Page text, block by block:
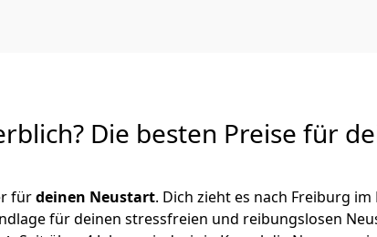
Die besten Preise für
fürdeinen Neustart. Dich zieht es nach Freiburg im
für deinen stressfreien und reibungslosen